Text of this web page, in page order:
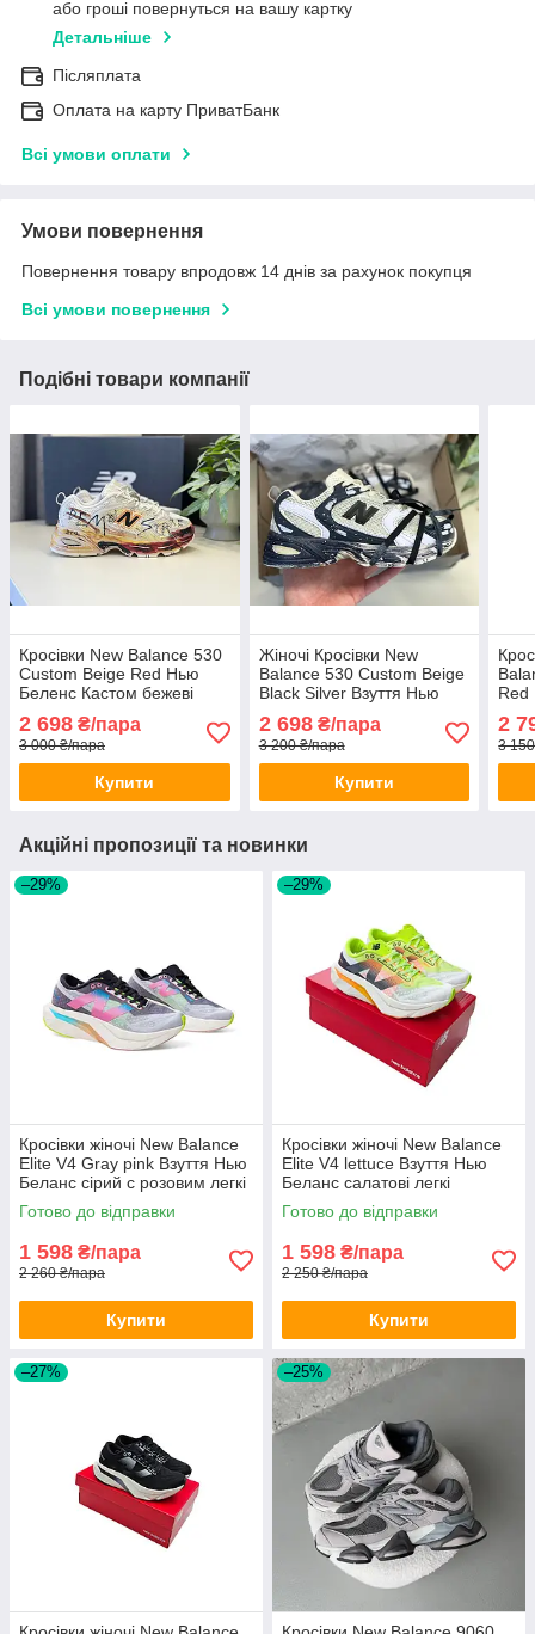
або гроші повернуться на вашу картку
Детальніше
Післяплата
Оплата на карту ПриватБанк
Всі умови оплати
Умови повернення
Повернення товару впродовж 14 днів за рахунок покупця
Всі умови повернення
Подібні товари компанії
Кросівки New Balance 530
Custom Beige Red Нью
Беленс Кастом бежеві
весна літо чоловічі жіночі
2 698 ₴/пара
3 000 ₴/пара
Купити
Жіночі Кросівки New
Balance 530 Custom Beige
Black Silver Взуття Нью
Беленс бежево чорний
весна літо
2 698₴/пара
3 200 ₴/пара
Купити
Red
2
3
Акційні пропозиції та новинки
–29%
Кросівки жіночі New Balance
Elite V4 Gray pink Взуття Нью
Беланс сірий с розовим легкі
текстиль літо
Готово до відправки
1 598 ₴/пара
2 260 ₴/пара
Купити
–29%
Кросівки жіночі New Balance
Elite V4 lettuce Взуття Нью
Беланс салатові легкі
текстиль літо
Готово до відправки
1 598 ₴/пара
2 250 ₴/пара
Купити
–27% –25%